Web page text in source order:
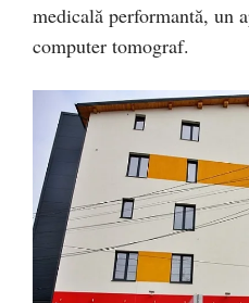
medicală performantă, un
computer tomograf.